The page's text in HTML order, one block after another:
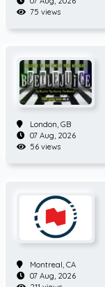
75 views
London, GB
07 Aug, 2026
56 views
Montreal, CA
07 Aug, 2026